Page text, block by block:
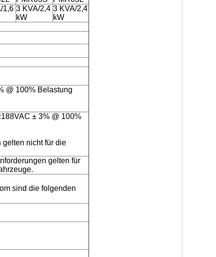
1,6 3 KVA/2,4
kW
3 KVA/2,4
kW
@ 100% Belastung
± 3% @ 100%
gelten nicht für die
gelten für
sind die folgenden